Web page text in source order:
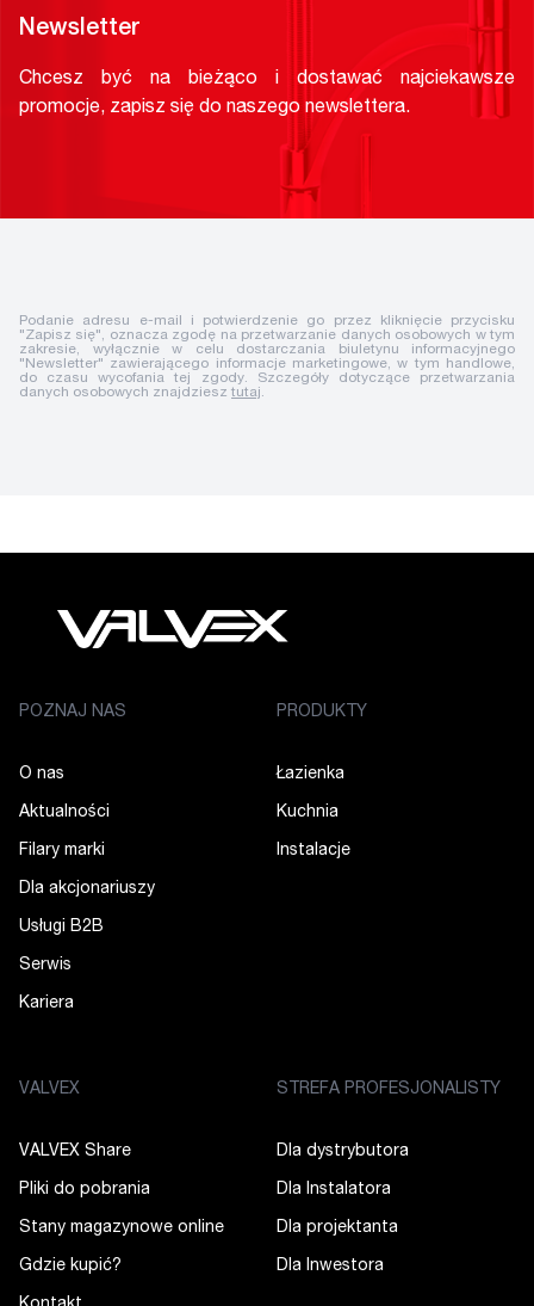
Newsletter
Chcesz być na bieżąco i dostawać najciekawsze
promocje, zapisz się do naszego newslettera.
Podanie adresu e-mail i potwierdzenie go przez kliknięcie przycisku
"Zapisz się", oznacza zgodę na przetwarzanie danych osobowych w tym
zakresie, wyłącznie w celu dostarczania biuletynu informacyjnego
"Newsletter" zawierającego informacje marketingowe, w tym handlowe,
do czasu wycofania tej zgody. Szczegóły dotyczące przetwarzania
danych osobowych znajdziesz tutaj.
POZNAJ NAS
O nas
Aktualności
Filary marki
Dla akcjonariuszy
Usługi B2B
Serwis
Kariera
PRODUKTY
Łazienka
Kuchnia
Instalacje
VALVEX
VALVEX Share
Pliki do pobrania
Stany magazynowe online
Gdzie kupić?
STREFA PROFESJONALISTY
Dla dystrybutora
Dla Instalatora
Dla projektanta
Dla Inwestora